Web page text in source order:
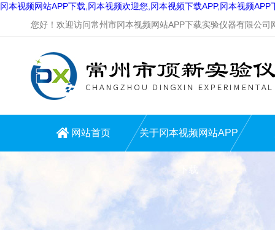
冈本视频网站APP下载,冈本视频欢迎您,冈本视频下载APP,冈本视频APP
您好！欢迎访问常州市冈本视频网站APP下载实验仪器有限公司网
网站首页 关于冈本视频网站APP